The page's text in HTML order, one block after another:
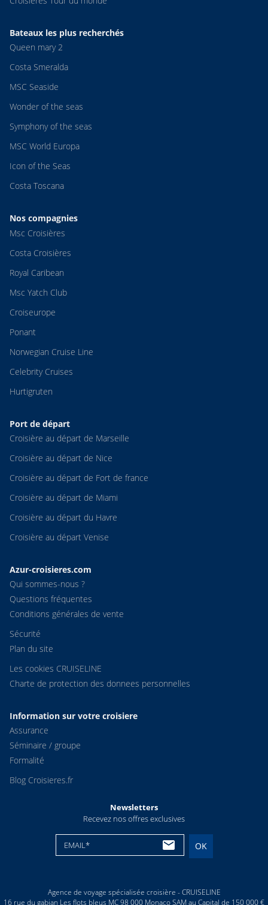
Bateaux les plus recherchés
Queen mary 2
Costa Smeralda
MSC Seaside
Wonder of the seas
Symphony of the seas
MSC World Europa
Icon of the Seas
Costa Toscana
Nos compagnies
Msc Croisières
Costa Croisières
Royal Caribean
Msc Yatch Club
Croiseurope
Ponant
Norwegian Cruise Line
Celebrity Cruises
Hurtigruten
Port de départ
Croisière au départ de Marseille
Croisière au départ de Nice
Croisière au départ de Fort de france
Croisière au départ de Miami
Croisière au départ du Havre
Croisière au départ Venise
Azur-croisieres.com
Qui sommes-nous ?
Questions fréquentes
Conditions générales de vente
Sécurité
Plan du site
Les cookies CRUISELINE
Charte de protection des donnees personnelles
Information sur votre croisiere
Assurance
Séminaire / groupe
Formalité
Blog Croisieres.fr
Newsletters
Recevez nos offres exclusives
EMAIL* OK
Agence de voyage spécialisée croisière - CRUISELINE
16 rue du gabian Les flots bleus MC 98 000 Monaco SAM au Capital de 150 000 €